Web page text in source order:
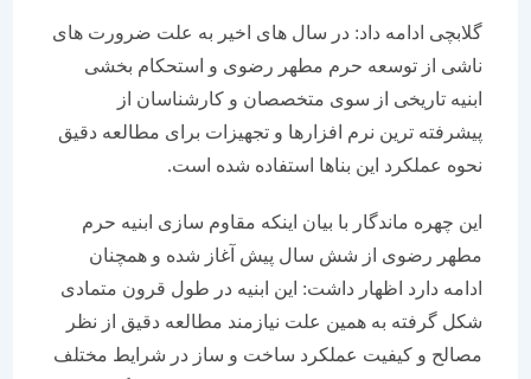
گلابچی ادامه داد: در سال های اخیر به علت ضرورت های
ناشی از توسعه حرم مطهر رضوی و استحکام بخشی
ابنیه تاریخی از سوی متخصصان و کارشناسان از
پیشرفته ترین نرم افزارها و تجهیزات برای مطالعه دقیق
نحوه عملکرد این بناها استفاده شده است.
این چهره ماندگار با بیان اینکه مقاوم سازی ابنیه حرم
مطهر رضوی از شش سال پیش آغاز شده و همچنان
ادامه دارد اظهار داشت: این ابنیه در طول قرون متمادی
شکل گرفته به همین علت نیازمند مطالعه دقیق از نظر
مصالح و کیفیت عملکرد ساخت و ساز در شرایط مختلف